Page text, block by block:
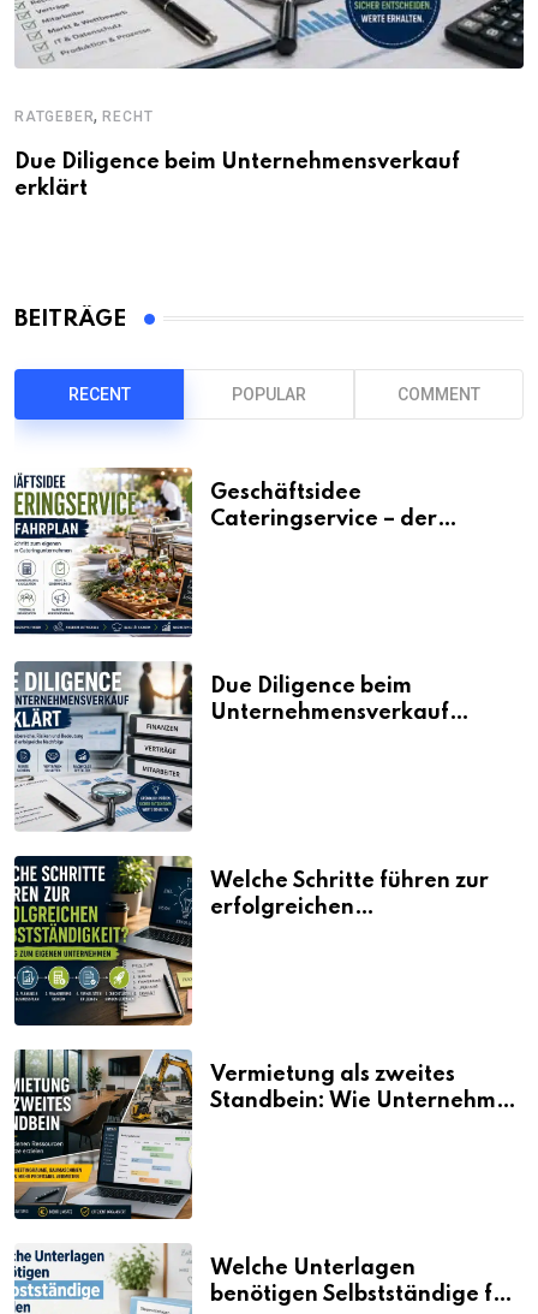
RATGEBER,RECHT
Due Diligence beim Unternehmensverkauf
erklärt
BEITRÄGE
RECENT POPULAR COMMENT
Geschäftsidee
Cateringservice – der
Due Diligence beim
Unternehmensverkauf
Welche Schritte führen zur
erfolgreichen
Vermietung als zweites
Standbein: Wie Unternehmen
Welche Unterlagen
benötigen Selbstständige für